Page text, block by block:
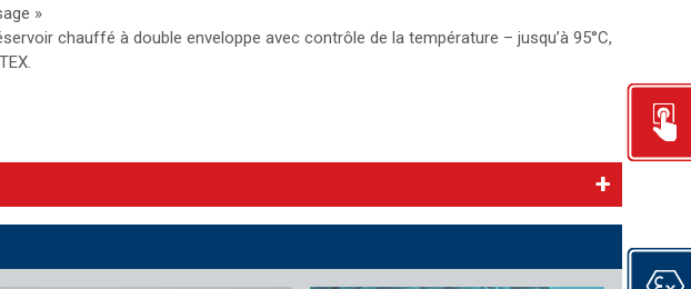
»
chauffé à double enveloppe avec contrôle de la température – jusqu’à 95°C,